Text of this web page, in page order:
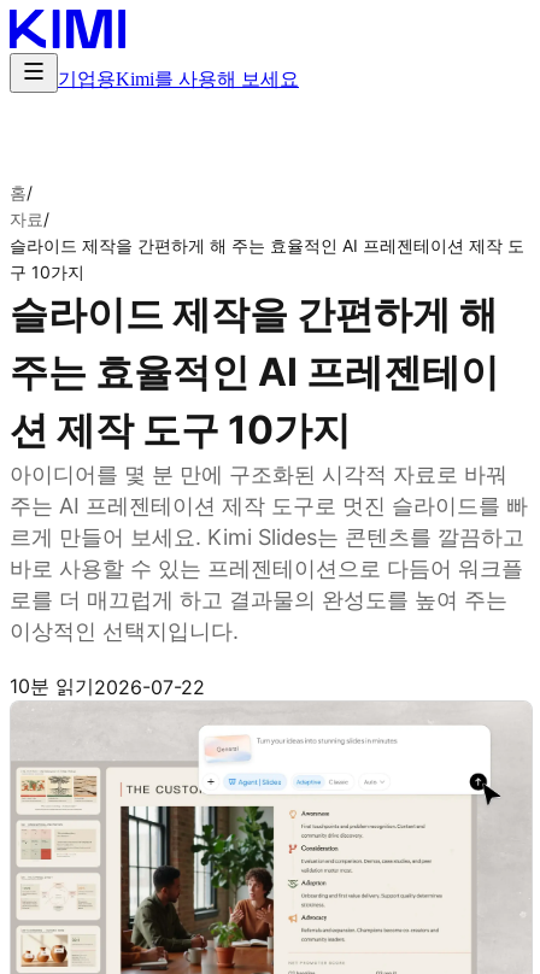
기업용Kimi를 사용해 보세요
홈/
자료/
슬라이드 제작을 간편하게 해 주는 효율적인 AI 프레젠테이션 제작 도
구 10가지
슬라이드 제작을 간편하게 해
주는 효율적인 AI 프레젠테이
션 제작 도구 10가지
아이디어를 몇 분 만에 구조화된 시각적 자료로 바꿔
주는 AI 프레젠테이션 제작 도구로 멋진 슬라이드를 빠
르게 만들어 보세요. Kimi Slides는 콘텐츠를 깔끔하고
바로 사용할 수 있는 프레젠테이션으로 다듬어 워크플
로를 더 매끄럽게 하고 결과물의 완성도를 높여 주는
이상적인 선택지입니다.
10분 읽기2026-07-22